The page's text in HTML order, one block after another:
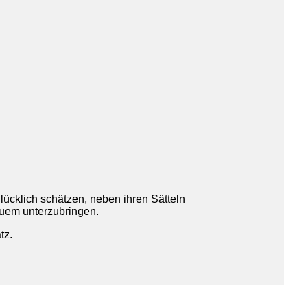
schätzen, neben ihren Sätteln
unterzubringen.